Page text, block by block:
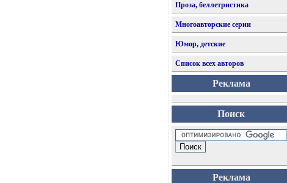
Проза, беллетристика
Многоавторские серии
Юмор, детские
Список всех авторов
Реклама
Поиск
Реклама